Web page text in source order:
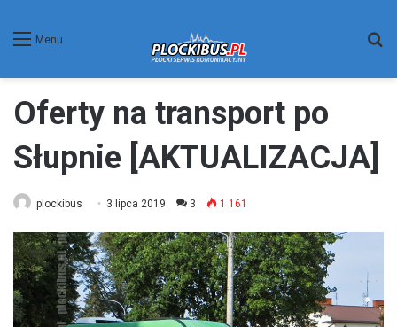
Menu
Oferty na transport po
Słupnie [AKTUALIZACJA]
plockibus 3 lipca 2019 3 1 161